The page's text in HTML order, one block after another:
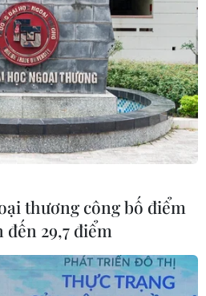
thương công bố điểm
29,7 điểm